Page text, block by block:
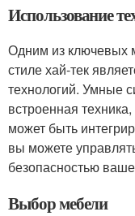
Использование
Одним из ключевых
стиле хай-тек
технологий. Умные
встроенная
может быть
вы можете
безопасностью
Выбор мебели